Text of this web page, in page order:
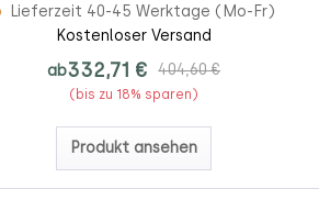
Lieferzeit 40-45 Werktage (Mo-Fr)
Kostenloser Versand
ab332,71 € 404,60 €
(bis zu 18% sparen)
Produkt ansehen